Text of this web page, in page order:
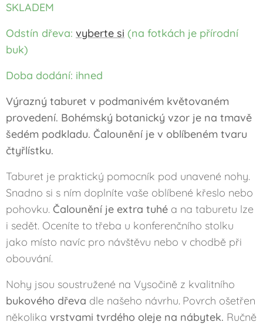
SKLADEM
Odstín dřeva: vyberte si (na fotkách je přírodní
buk)
Doba dodání: ihned
Výrazný taburet v podmanivém květovaném
provedení. Bohémský botanický vzor je na tmavě
šedém podkladu. Čalounění je v oblíbeném tvaru
čtyřlístku.
Taburet je praktický pomocník pod unavené nohy.
Snadno si s ním doplníte vaše oblíbené křeslo nebo
pohovku. Čalounění je extra tuhé a na taburetu lze
i sedět. Oceníte to třeba u konferenčního stolku
jako místo navíc pro návštěvu nebo v chodbě při
obouvání.
Nohy jsou soustružené na Vysočině z kvalitního
bukového dřeva dle našeho návrhu. Povrch ošetřen
několika vrstvami tvrdého oleje na nábytek. Ručně